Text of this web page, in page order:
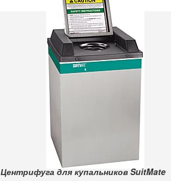
Центрифуга для купальников SuitMate